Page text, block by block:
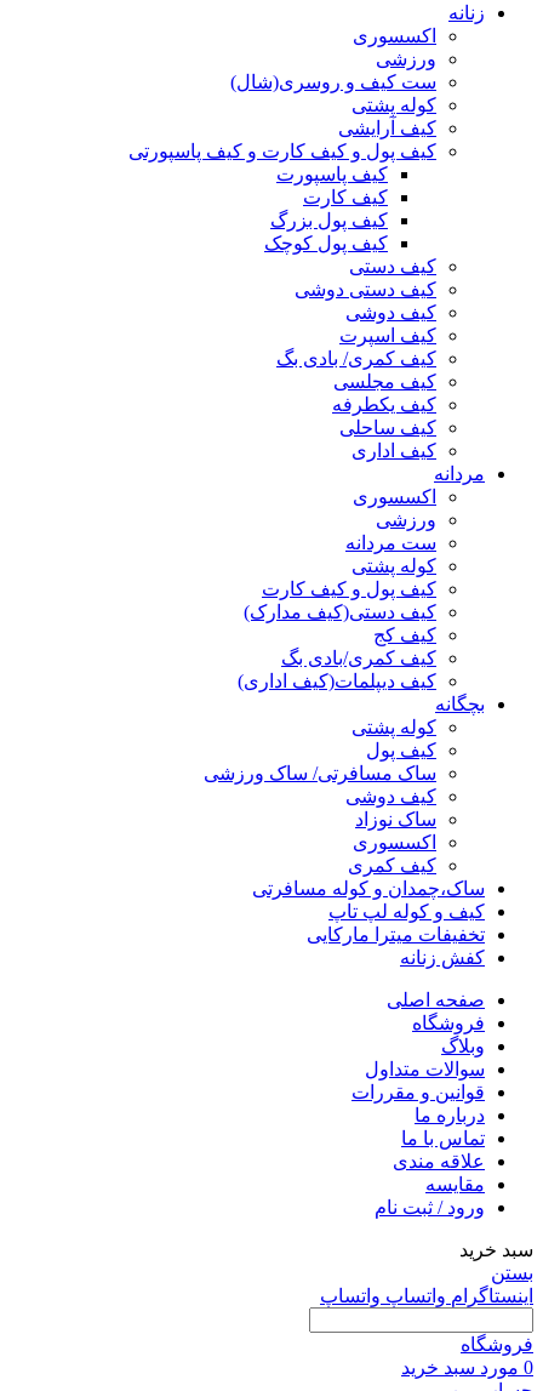
زنانه
اکسسوری
ورزشی
ست کیف و روسری(شال)
کوله پشتی
کیف آرایشی
کیف پول و کیف کارت و کیف پاسپورتی
کیف پاسپورت
کیف کارت
کیف پول بزرگ
کیف پول کوچک
کیف دستی
کیف دستی دوشی
کیف دوشی
کیف اسپرت
کیف کمری/ بادی بگ
کیف مجلسی
کیف یکطرفه
کیف ساحلی
کیف اداری
مردانه
اکسسوری
ورزشی
ست مردانه
کوله پشتی
کیف پول و کیف کارت
کیف دستی(کیف مدارک)
کیف کج
کیف کمری/بادی بگ
کیف دیپلمات(کیف اداری)
بچگانه
کوله پشتی
کیف پول
ساک مسافرتی/ ساک ورزشی
کیف دوشی
ساک نوزاد
اکسسوری
کیف کمری
ساک،چمدان و کوله مسافرتی
کیف و کوله لپ تاپ
تخفیفات میترا مارکایی
کفش زنانه
صفحه اصلی
فروشگاه
وبلاگ
سوالات متداول
قوانین و مقررات
درباره ما
تماس با ما
علاقه مندی
مقايسه
ورود / ثبت نام
سبد خرید
بستن
اینستاگرام واتساپ واتساپ
فروشگاه
0 مورد سبد خرید